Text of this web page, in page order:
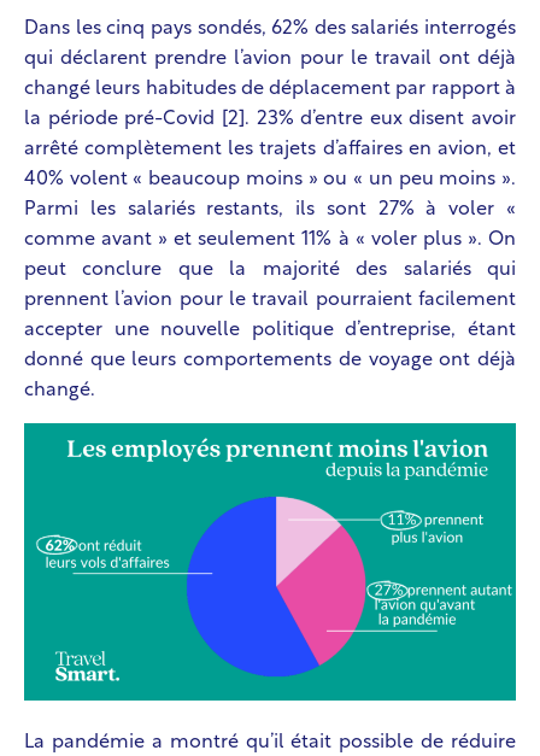
Dans les cinq pays sondés, 62% des salariés interrogés
qui déclarent prendre l’avion pour le travail ont déjà
changé leurs habitudes de déplacement par rapport à
la période pré-Covid [2]. 23% d’entre eux disent avoir
arrêté complètement les trajets d’affaires en avion, et
40% volent « beaucoup moins » ou « un peu moins ».
Parmi les salariés restants, ils sont 27% à voler «
comme avant » et seulement 11% à « voler plus ». On
peut conclure que la majorité des salariés qui
prennent l’avion pour le travail pourraient facilement
accepter une nouvelle politique d’entreprise, étant
donné que leurs comportements de voyage ont déjà
changé.
La pandémie a montré qu’il était possible de réduire